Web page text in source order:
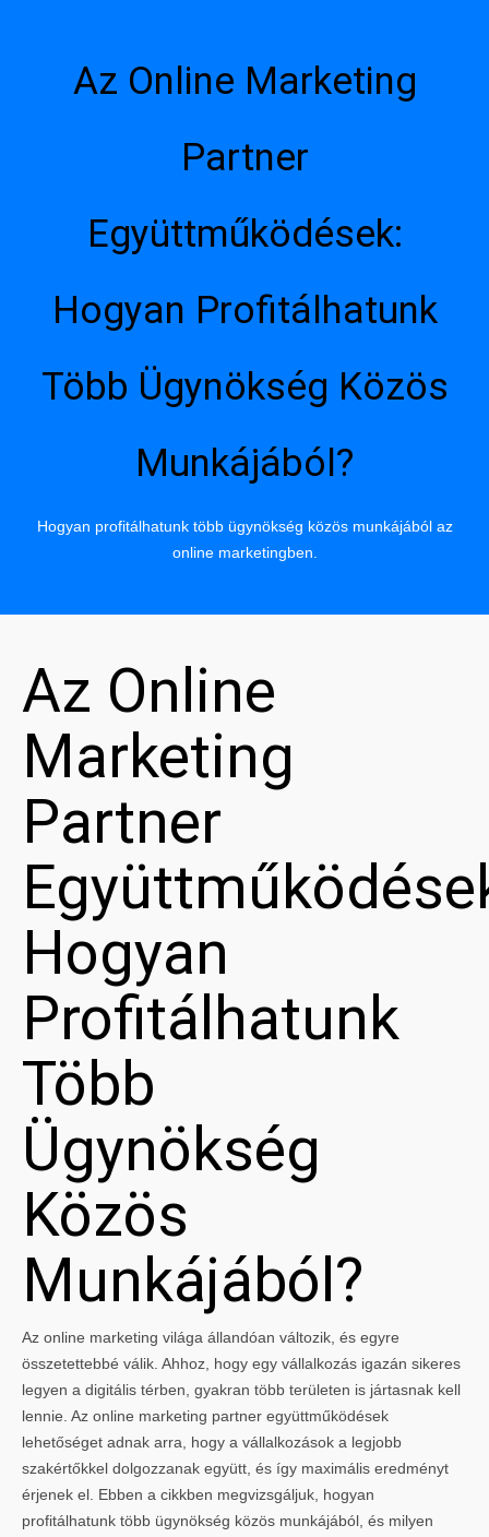
Az Online Marketing
Partner
Együttműködések:
Hogyan Profitálhatunk
Több Ügynökség Közös
Munkájából?
Hogyan profitálhatunk több ügynökség közös munkájából az
online marketingben.
Az Online
Marketing
Partner
Hogyan
Profitálhatunk
Több
Ügynökség
Közös
Munkájából?
Az online marketing világa állandóan változik, és egyre
összetettebbé válik. Ahhoz, hogy egy vállalkozás igazán sikeres
legyen a digitális térben, gyakran több területen is jártasnak kell
lennie. Az online marketing partner együttműködések
lehetőséget adnak arra, hogy a vállalkozások a legjobb
szakértőkkel dolgozzanak együtt, és így maximális eredményt
érjenek el. Ebben a cikkben megvizsgáljuk, hogyan
profitálhatunk több ügynökség közös munkájából, és milyen